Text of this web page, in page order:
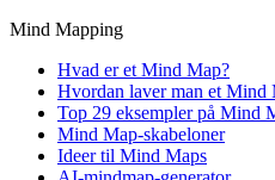
Mind Mapping
Hvad er et Mind Map?
Hvordan laver man et Mind
Top 29 eksempler på Mind
Mind Map-skabeloner
Ideer til Mind Maps